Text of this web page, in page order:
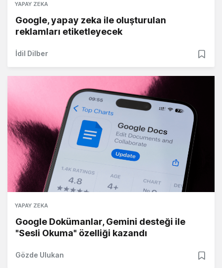
YAPAY ZEKA
Google, yapay zeka ile oluşturulan
reklamları etiketleyecek
İdil Dilber
YAPAY ZEKA
Google Dokümanlar, Gemini desteği ile
"Sesli Okuma" özelliği kazandı
Gözde Ulukan